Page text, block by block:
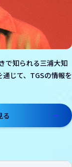
で知られる三浦大知
じて、TGSの情報を
る